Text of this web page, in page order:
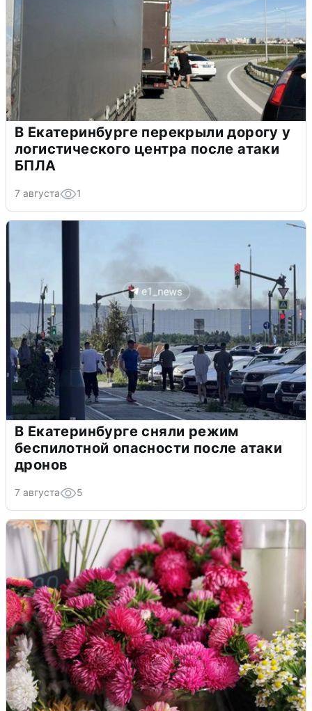
В Екатеринбурге перекрыли дорогу у
логистического центра после атаки
БПЛА
7 августа 1
В Екатеринбурге сняли режим
беспилотной опасности после атаки
дронов
7 августа 5